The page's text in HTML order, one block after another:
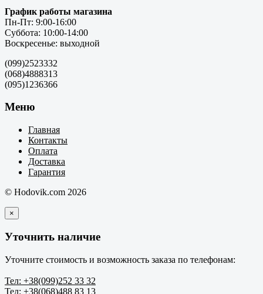
График работы магазина
Пн-Пт: 9:00-16:00
Суббота: 10:00-14:00
Воскресенье: выходной
(099)2523332
(068)4888313
(095)1236366
Меню
Главная
Контакты
Оплата
Доставка
Гарантия
© Hodovik.com 2026
×
Уточнить наличие
Уточните стоимость и возможность заказа по телефонам:
Тел: +38(099)252 33 32
Тел: +38(068)488 83 13